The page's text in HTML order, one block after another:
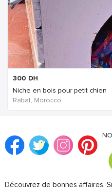
300 DH
Niche en bois pour petit chien
Rabat, Morocco
Découvrez de bonnes affaires.